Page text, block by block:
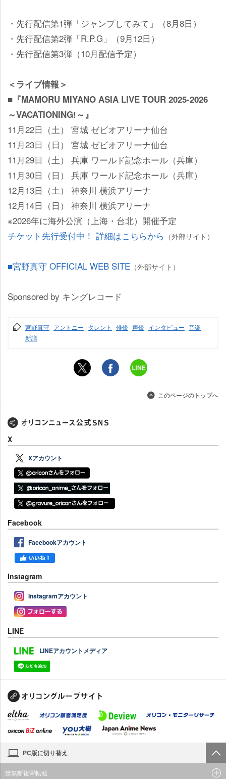
・先行配信第1弾「ジャンプしてみて」（8月8日）
・先行配信第2弾「R.P.G」（9月12日）
・先行配信第3弾（10月配信予定）
＜ライブ情報＞
■『MAMORU MIYANO ASIA LIVE TOUR 2025-2026
～VACATIONING!～』
11月22日（土） 宮城 ゼビオアリーナ仙台
11月23日（日） 宮城 ゼビオアリーナ仙台
11月29日（土） 兵庫 ワールド記念ホール（兵庫）
11月30日（日） 兵庫 ワールド記念ホール（兵庫）
12月13日（土） 神奈川 横浜アリーナ
12月14日（日） 神奈川 横浜アリーナ
※2026年に海外公演（上海・台北）開催予定
チケット先行受付中！ 詳細はこちらから （外部サイト）
■宮野真守 OFFICIAL WEB SITE （外部サイト）
Sponsored by キングレコード
宮野真守 アントニー タレント 俳優 声優 インタビュー 音楽
新譜
このページのトップへ
X
Xアカウント
Facebook
Facebookアカウント
Instagram
Instagramアカウント
LINE
LINEアカウントメディア
PC版に切り替え
禁無断複写転載